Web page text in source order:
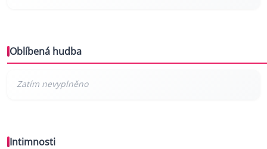
Oblíbená hudba
Intimnosti